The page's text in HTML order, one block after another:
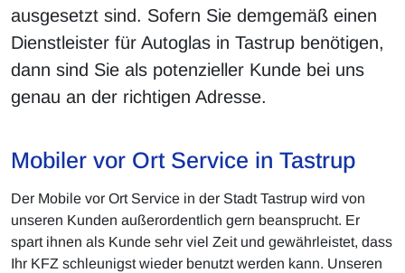
ausgesetzt sind. Sofern Sie demgemäß einen
Dienstleister für Autoglas in Tastrup benötigen,
dann sind Sie als potenzieller Kunde bei uns
genau an der richtigen Adresse.
Mobiler vor Ort Service in Tastrup
Der Mobile vor Ort Service in der Stadt Tastrup wird von
unseren Kunden außerordentlich gern beansprucht. Er
spart ihnen als Kunde sehr viel Zeit und gewährleistet, dass
Ihr KFZ schleunigst wieder benutzt werden kann. Unseren